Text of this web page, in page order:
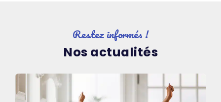
Restez informés !
Nos actualités